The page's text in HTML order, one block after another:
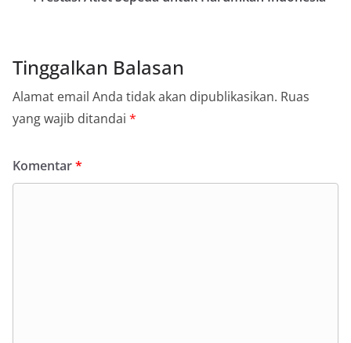
Tinggalkan Balasan
Alamat email Anda tidak akan dipublikasikan. Ruas
yang wajib ditandai *
Komentar*